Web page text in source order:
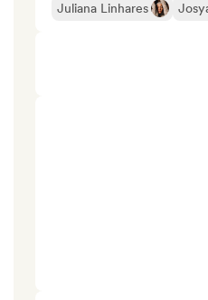
Juliana Linhares